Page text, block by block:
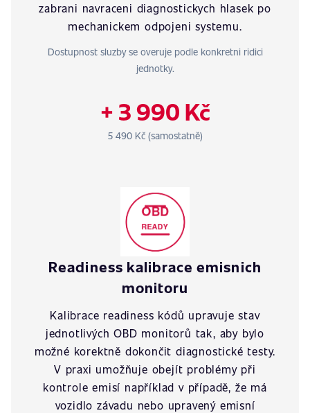
zabrani navraceni diagnostickych hlasek po
mechanickem odpojeni systemu.
Dostupnost sluzby se overuje podle konkretni ridici
jednotky.
+ 3 990 Kč
5 490 Kč (samostatně)
Readiness kalibrace emisnich
monitoru
Kalibrace readiness kódů upravuje stav
jednotlivých OBD monitorů tak, aby bylo
možné korektně dokončit diagnostické testy.
V praxi umožňuje obejít problémy při
kontrole emisí například v případě, že má
vozidlo závadu nebo upravený emisní